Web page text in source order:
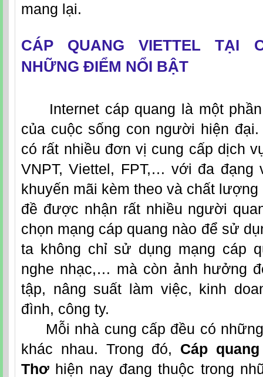
mang lại.
CÁP QUANG VIETTEL TẠI
NHỮNG ĐIỂM NỔI BẬT
Internet cáp quang là một
của cuộc sống con người hiện
có rất nhiều đơn vị cung cấp dịch
VNPT,Viettel, FPT,… với đa đạng
khuyến mãi kèm theo và chất
đề được nhận rất nhiều người
chọn mạng cáp quang nào để sử
ta không chỉ sử dụng mạng cáp
nghe nhạc,… mà còn ảnh hưởng
tập, nâng suất làm việc, kinh
đình, công ty.
Mỗi nhà cung cấp đều có
khác nhau. Trong đó, Cáp
Thơ hiện nay đang thuộc trong